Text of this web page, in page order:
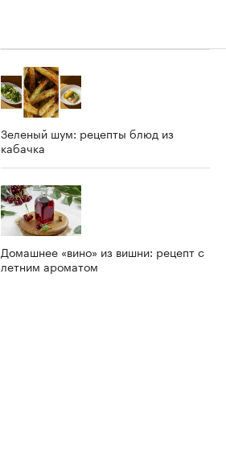
Зеленый шум: рецепты блюд из
кабачка
Домашнее «вино» из вишни: рецепт с
летним ароматом